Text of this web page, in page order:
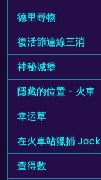
德里尋物
復活節連線三消
神秘城堡
隱藏的位置 - 火車
幸运草
在火車站獵捕 Jack
查得数